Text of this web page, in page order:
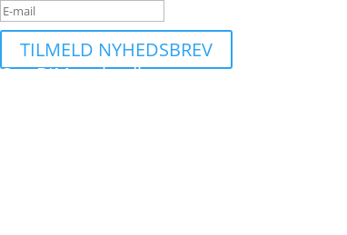
TILMELD NYHEDSBREV
Om BIMequity.dk